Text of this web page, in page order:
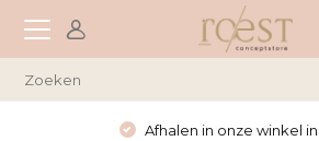
Afhalen in onze winkel